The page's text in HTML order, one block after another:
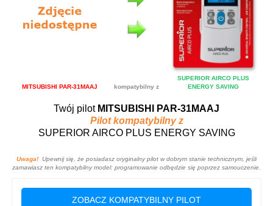
MITSUBISHI PAR-31MAAJ kompatybilny z
SUPERIOR AIRCO PLUS
ENERGY SAVING
Twój pilot MITSUBISHI PAR-31MAAJ
Pilot kompatybilny z
SUPERIOR AIRCO PLUS ENERGY SAVING
Uwaga! Upewnij się, że posiadasz oryginalny pilot w dobrym stanie technicznym, jeśli
zamawiasz ten kompatybilny model: programowanie odbędzie się poprzez samouczenie.
ZOBACZ KOMPATYBILNY PILOT